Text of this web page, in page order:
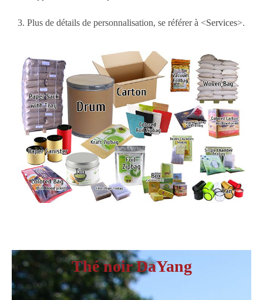
3. Plus de détails de personnalisation, se référer à <Services>.
Thé noir DaYang